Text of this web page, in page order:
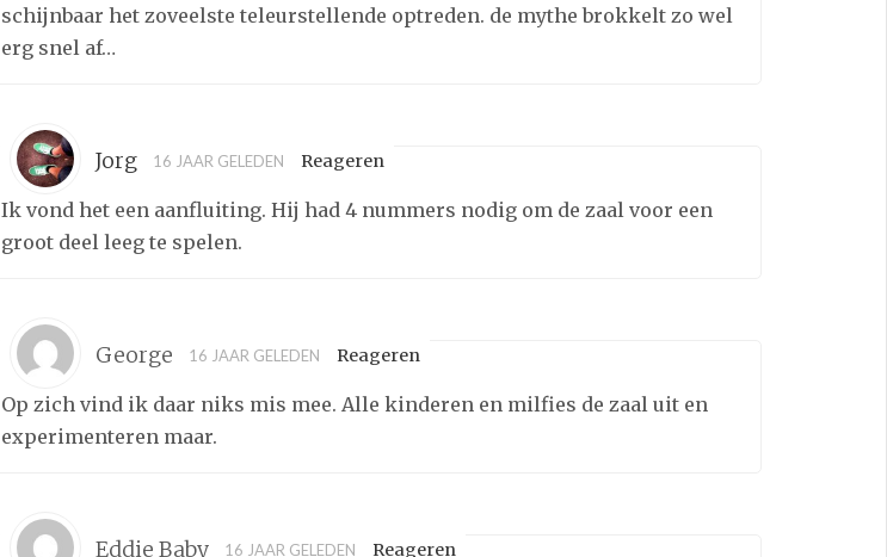
schijnbaar het zoveelste teleurstellende optreden. de mythe brokkelt zo wel
erg snel af…
Jorg 16 JAAR GELEDEN Reageren
Ik vond het een aanfluiting. Hij had 4 nummers nodig om de zaal voor een
groot deel leeg te spelen.
George 16 JAAR GELEDEN Reageren
Op zich vind ik daar niks mis mee. Alle kinderen en milfies de zaal uit en
experimenteren maar.
Eddie Baby 16 JAAR GELEDEN Reageren